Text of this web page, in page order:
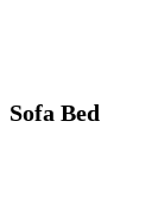
Sofa Bed